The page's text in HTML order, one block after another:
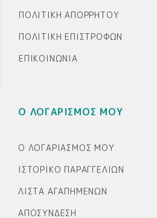
ΠΟΛΙΤΙΚΉ ΑΠΟΡΡΉΤΟΥ
ΠΟΛΙΤΙΚΉ ΕΠΙΣΤΡΟΦΏΝ
ΕΠΙΚΟΙΝΩΝΊΑ
Ο ΛΟΓΑΡΙΣΜΟΣ ΜΟΥ
Ο ΛΟΓΑΡΙΑΣΜΌΣ ΜΟΥ
ΙΣΤΟΡΙΚΌ ΠΑΡΑΓΓΕΛΙΏΝ
ΛΊΣΤΑ ΑΓΑΠΗΜΈΝΩΝ
ΑΠΟΣΎΝΔΕΣΗ